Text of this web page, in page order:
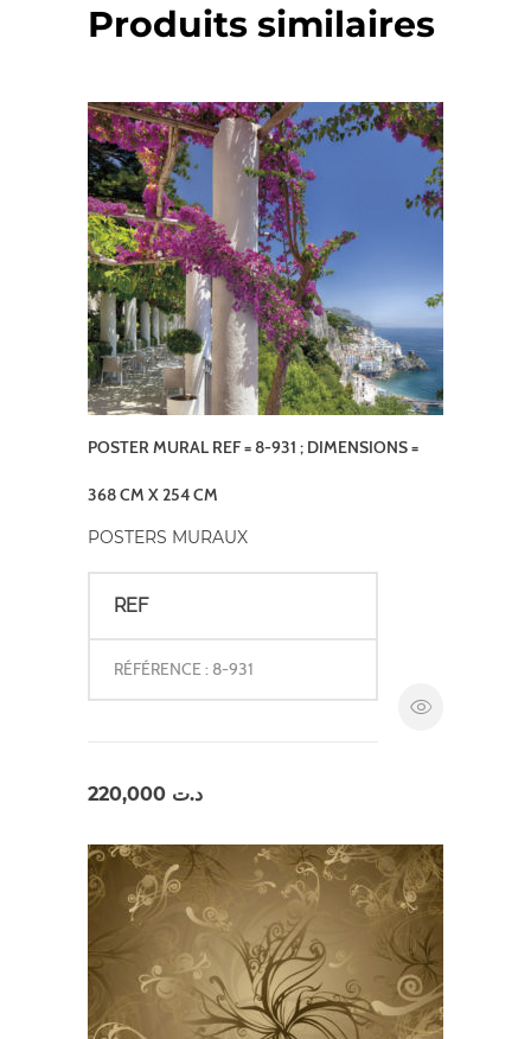
Produits similaires
POSTER MURAL REF = 8-931 ; DIMENSIONS =
368 CM X 254 CM
POSTERS MURAUX
REF
RÉFÉRENCE : 8-931
د.ت